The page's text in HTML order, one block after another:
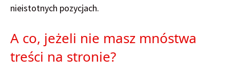
nieistotnych pozycjach.
A co, jeżeli nie masz mnóstwa
treści na stronie?